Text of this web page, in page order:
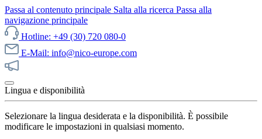
Passa al contenuto principale Salta alla ricerca Passa alla
navigazione principale
Hotline: +49 (30) 720 080-0
E-Mail: info@nico-europe.com
Lingua e disponibilità
Selezionare la lingua desiderata e la disponibilità. È possibile
modificare le impostazioni in qualsiasi momento.